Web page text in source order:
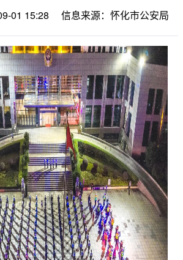
01 15:28 信息来源：怀化市公安局